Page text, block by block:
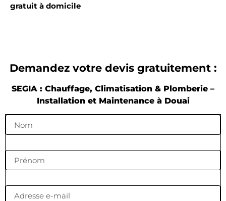
gratuit à domicile
Demandez votre devis gratuitement :
SEGIA : Chauffage, Climatisation & Plomberie –
Installation et Maintenance à Douai